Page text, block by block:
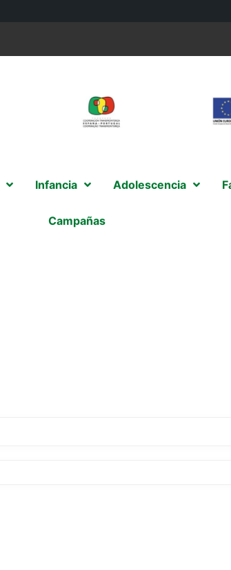
Infancia Adolescencia
Campañas